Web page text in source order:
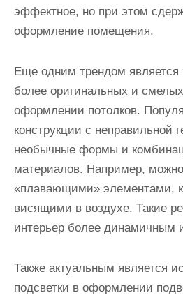
эффектное, но при этом
оформление помещения.
Еще одним трендом является
более оригинальных и
оформлении потолков.
конструкции с неправильной
необычные формы и
материалов. Например, можно
«плавающими» элементами,
висящими в воздухе. Такие
интерьер более динамичным
Также актуальным является
подсветки в оформлении